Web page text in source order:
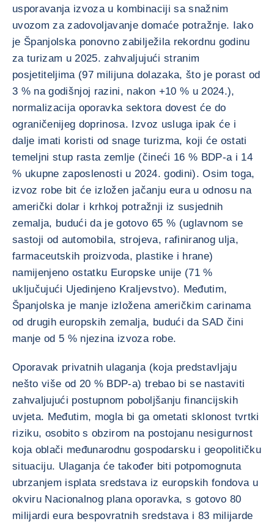
usporavanja izvoza u kombinaciji sa snažnim
uvozom za zadovoljavanje domaće potražnje. Iako
je Španjolska ponovno zabilježila rekordnu godinu
za turizam u 2025. zahvaljujući stranim
posjetiteljima (97 milijuna dolazaka, što je porast od
3 % na godišnjoj razini, nakon +10 % u 2024.),
normalizacija oporavka sektora dovest će do
ograničenijeg doprinosa. Izvoz usluga ipak će i
dalje imati koristi od snage turizma, koji će ostati
temeljni stup rasta zemlje (čineći 16 % BDP-a i 14
% ukupne zaposlenosti u 2024. godini). Osim toga,
izvoz robe bit će izložen jačanju eura u odnosu na
američki dolar i krhkoj potražnji iz susjednih
zemalja, budući da je gotovo 65 % (uglavnom se
sastoji od automobila, strojeva, rafiniranog ulja,
farmaceutskih proizvoda, plastike i hrane)
namijenjeno ostatku Europske unije (71 %
uključujući Ujedinjeno Kraljevstvo). Međutim,
Španjolska je manje izložena američkim carinama
od drugih europskih zemalja, budući da SAD čini
manje od 5 % njezina izvoza robe.
Oporavak privatnih ulaganja (koja predstavljaju
nešto više od 20 % BDP-a) trebao bi se nastaviti
zahvaljujući postupnom poboljšanju financijskih
uvjeta. Međutim, mogla bi ga ometati sklonost tvrtki
riziku, osobito s obzirom na postojanu nesigurnost
koja oblači međunarodnu gospodarsku i geopolitičku
situaciju. Ulaganja će također biti potpomognuta
ubrzanjem isplata sredstava iz europskih fondova u
okviru Nacionalnog plana oporavka, s gotovo 80
milijardi eura bespovratnih sredstava i 83 milijarde